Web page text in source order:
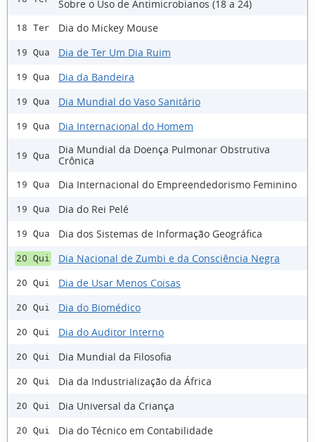
Sobre o Uso de Antimicrobianos (18 a 24)
18 Ter Dia do Mickey Mouse
19 Qua Dia de Ter Um Dia Ruim
19 Qua Dia da Bandeira
19 Qua Dia Mundial do Vaso Sanitário
19 Qua Dia Internacional do Homem
19 Qua
Dia Mundial da Doença Pulmonar Obstrutiva
Crônica
19 Qua Dia Internacional do Empreendedorismo Feminino
19 Qua Dia do Rei Pelé
19 Qua Dia dos Sistemas de Informação Geográfica
20 Qui Dia Nacional de Zumbi e da Consciência Negra
20 Qui Dia de Usar Menos Coisas
20 Qui Dia do Biomédico
20 Qui Dia do Auditor Interno
20 Qui Dia Mundial da Filosofia
20 Qui Dia da Industrialização da África
20 Qui Dia Universal da Criança
20 Qui Dia do Técnico em Contabilidade